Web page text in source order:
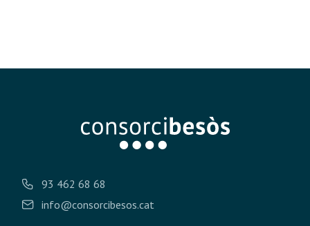
93 462 68 68
info@consorcibesos.cat